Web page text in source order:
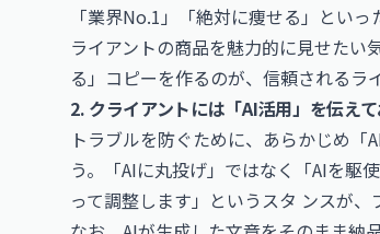
「業界No.1」「絶対に痩せる」とい
ライアントの商品を魅力的に見せたい
る」コピーを作るのが、信頼されるラ
2. クライアントには「AI活用」を伝えて
トラブルを防ぐために、あらかじめ
う。「AIに丸投げ」ではなく「AIを駆
って調整します」というスタ ンスが、